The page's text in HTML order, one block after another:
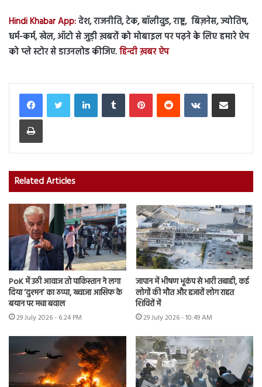
Hindi Khabar App:देश, राजनीति, टेक, बॉलीवुड, राष्ट्र, बिज़नेस, ज्योतिष,
धर्म-कर्म, खेल, ऑटो से जुड़ी ख़बरों को मोबाइल पर पढ़ने के लिए हमारे ऐप
को प्ले स्टोर से डाउनलोड कीजिए.हिन्दी ख़बर ऐप
LinkedInTumblr PinterestReddit VKontakteShare via Email
Print
Related Articles
PoK में उठी आवाज तो पाकिस्तान ने लगा
दिया ‘दुश्मन’ का ठप्पा, ख्वाजा आसिफ के
बयान पर मचा बवाल
29 July 2026 - 6:24 PM
जापान में भीषण भूकंप से भारी तबाही, कई
लोगों की मौत और हजारों लोग राहत
शिविरों में
29 July 2026 - 10:49 AM